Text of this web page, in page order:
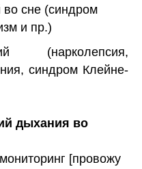
во сне (синдром
и пр.)
(нарколепсия,
синдром Клейне-
дыхания во
[провожу